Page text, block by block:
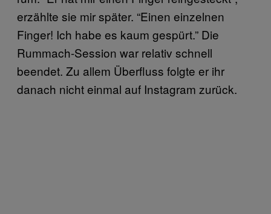
erzählte sie mir später. “Einen einzelnen
Finger! Ich habe es kaum gespürt.” Die
Rummach-Session war relativ schnell
beendet. Zu allem Überfluss folgte er ihr
danach nicht einmal auf Instagram zurück.